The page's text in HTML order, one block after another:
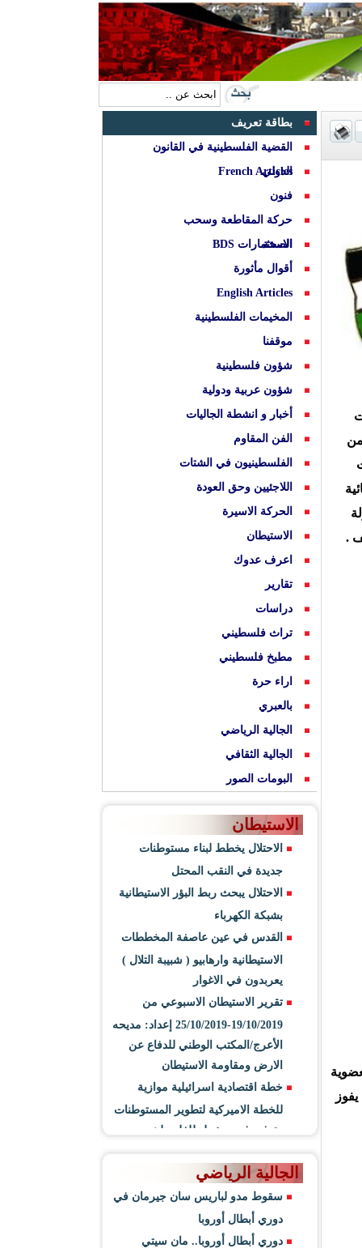
من
.
بطاقة تعريف
القضية الفلسطينية في القانون
الدولي
French Articles
فنون
حركة المقاطعة وسحب
الاستثمارات BDS
الصحة
أقوال مأثورة
English Articles
المخيمات الفلسطينية
موقفنا
شؤون فلسطينية
شؤون عربية ودولية
أخبار و انشطة الجاليات
الفن المقاوم
الفلسطينيون في الشتات
اللاجئيين وحق العودة
الحركة الاسيرة
الاستيطان
اعرف عدوك
تقارير
دراسات
تراث فلسطيني
مطبخ فلسطيني
اراء حرة
بالعبري
الجالية الرياضي
الجالية الثقافي
البومات الصور
الاستيطان
الاحتلال يخطط لبناء مستوطنات
جديدة في النقب المحتل
الاحتلال يبحث ربط البؤر الاستيطانية
بشبكة الكهرباء
القدس في عين عاصفة المخططات
الاستيطانية وارهابيو ( شبيبة التلال )
يعربدون في الاغوار
تقرير الاستيطان الاسبوعي من
19/10/2019-25/10/2019 إعداد: مديحه
الأعرج/المكتب الوطني للدفاع عن
الارض ومقاومة الاستيطان
خطة اقتصادية اسرائيلية موازية
للخطة الاميركية لتطوير المستوطنات
وتوفير فرص عمل للفلسطينيين
الجالية الرياضي
سقوط مدو لباريس سان جيرمان في
دوري أبطال أوروبا
دوري أبطال أوروبا.. مان سيتي